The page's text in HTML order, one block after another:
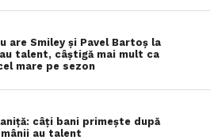
are Smiley și Pavel Bartoș la
talent, câștigă mai mult ca
mare pe sezon
câți bani primește după
au talent